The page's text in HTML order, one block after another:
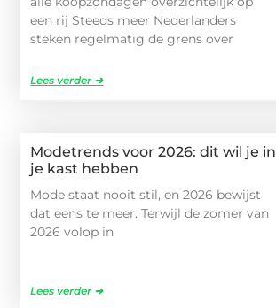
een rij Steeds meer Nederlanders
steken regelmatig de grens over
Lees verder ➜
Modetrends voor 2026: dit wil je in
je kast hebben
Mode staat nooit stil, en 2026 bewijst
dat eens te meer. Terwijl de zomer van
2026 volop in
Lees verder ➜